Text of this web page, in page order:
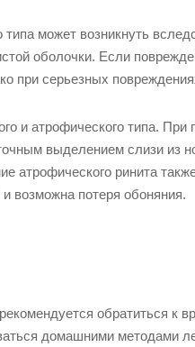
типа может возникнуть
оболочки. Если
при серьезных
и атрофического типа.
выделением слизи из
атрофического ринита
возможна потеря обоняния.
обратиться к
домашними методами